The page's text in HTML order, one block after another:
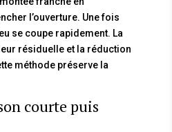
l’ouverture. Une fois
se coupe rapidement. La
résiduelle et la réduction
méthode préserve la
courte puis